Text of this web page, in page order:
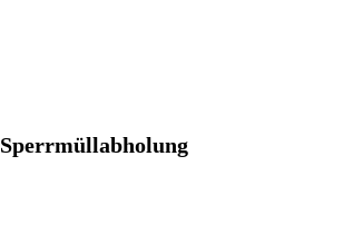
Sperrmüllabholung